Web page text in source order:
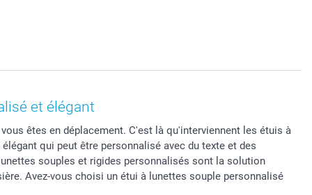
et élégant
êtes en déplacement. C'est là qu'interviennent les étuis à
qui peut être personnalisé avec du texte et des
souples et rigides personnalisés sont la solution
Avez-vous choisi un étui à lunettes souple personnalisé